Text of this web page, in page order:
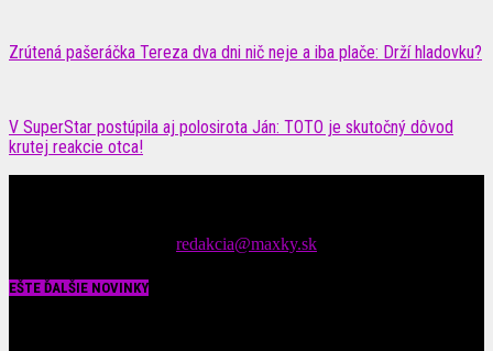
Zrútená pašeráčka Tereza dva dni nič neje a iba plače: Drží hladovku?
V SuperStar postúpila aj polosirota Ján: TOTO je skutočný dôvod
krutej reakcie otca!
redakcia@maxky.sk
EŠTE ĎALŠIE NOVINKY